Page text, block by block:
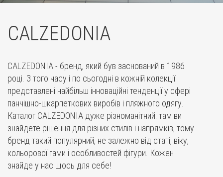
CALZEDONIA
CALZEDONIA - бренд, який був заснований в 1986
році. З того часу і по сьогодні в кожній колекції
представлені найбільш інноваційні тенденції у сфері
панчішно-шкарпеткових виробів і пляжного одягу.
Каталог CALZEDONIA дуже різноманітний: там ви
знайдете рішення для різних стилів і напрямків, тому
бренд такий популярний, не залежно від статі, віку,
кольорової гами і особливостей фігури. Кожен
знайде у нас щось для себе!